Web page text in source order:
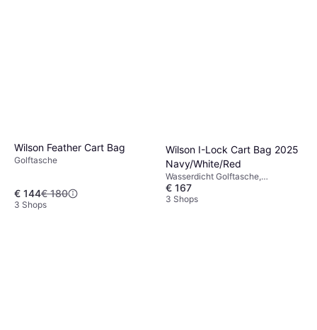
Wilson Feather Cart Bag
Golftasche
€ 144€ 180
3 Shops
Wilson I-Lock Cart Bag 2025
Navy/White/Red
Wasserdicht Golftasche,
Golfwagentasche
€ 167
3 Shops